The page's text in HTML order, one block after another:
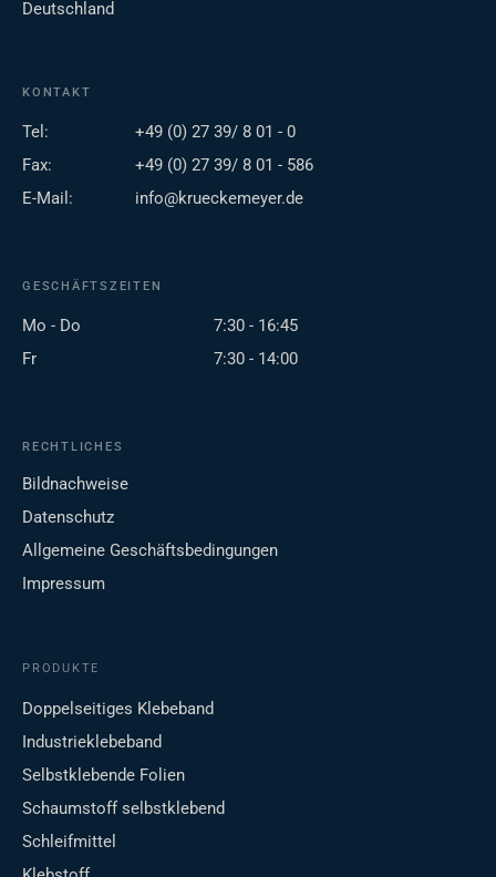
Deutschland
KONTAKT
Tel:
+49 (0) 27 39/ 8 01 - 0
Fax:
+49 (0) 27 39/ 8 01 - 586
E-Mail:
info@krueckemeyer.de
GESCHÄFTSZEITEN
Mo - Do
7:30 - 16:45
Fr
7:30 - 14:00
RECHTLICHES
Bildnachweise
Datenschutz
Allgemeine Geschäftsbedingungen
Impressum
PRODUKTE
Doppelseitiges Klebeband
Industrieklebeband
Selbstklebende Folien
Schaumstoff selbstklebend
Schleifmittel